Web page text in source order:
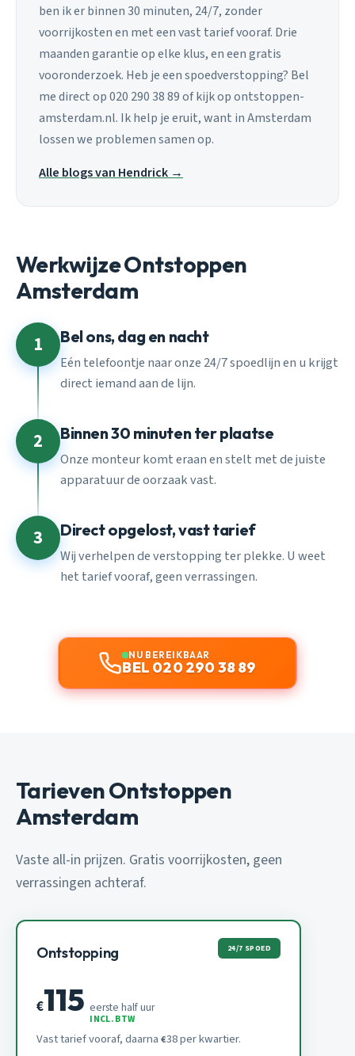
ben ik er binnen 30 minuten, 24/7, zonder
voorrijkosten en met een vast tarief vooraf. Drie
maanden garantie op elke klus, en een gratis
vooronderzoek. Heb je een spoedverstopping? Bel
me direct op 020 290 38 89 of kijk op ontstoppen-
amsterdam.nl. Ik help je eruit, want in Amsterdam
lossen we problemen samen op.
Alle blogs van Hendrick →
Werkwijze Ontstoppen
Amsterdam
1 Bel ons, dag en nacht
Eén telefoontje naar onze 24/7 spoedlijn en u krijgt
direct iemand aan de lijn.
2 Binnen 30 minuten ter plaatse
Onze monteur komt eraan en stelt met de juiste
apparatuur de oorzaak vast.
3 Direct opgelost, vast tarief
Wij verhelpen de verstopping ter plekke. U weet
het tarief vooraf, geen verrassingen.
NU BEREIKBAAR
BEL 020 290 38 89
Tarieven Ontstoppen
Amsterdam
Vaste all-in prijzen. Gratis voorrijkosten, geen
verrassingen achteraf.
Ontstopping 24/7 SPOED
€115 eerste half uur
INCL. BTW
Vast tarief vooraf, daarna €38 per kwartier.